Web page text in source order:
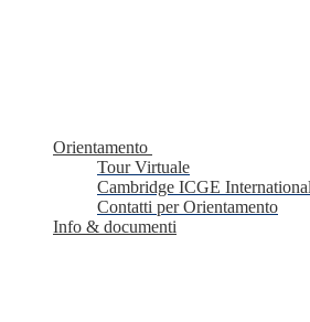
Orientamento
Tour Virtuale
Cambridge ICGE
Contatti per Orientamento
Info & documenti